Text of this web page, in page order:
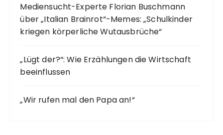
Mediensucht-Experte Florian Buschmann
über „Italian Brainrot“-Memes: „Schulkinder
kriegen körperliche Wutausbrüche“
„Lügt der?“: Wie Erzählungen die Wirtschaft
beeinflussen
„Wir rufen mal den Papa an!“